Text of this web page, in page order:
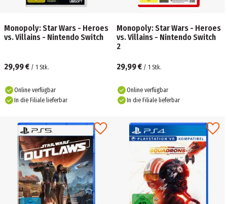
Monopoly: Star Wars - Heroes
vs. Villains - Nintendo Switch
29,99 € / 1 Stk.
Online verfügbar
In die Filiale lieferbar
Monopoly: Star Wars - Heroes
vs. Villains - Nintendo Switch
2
29,99 € / 1 Stk.
Online verfügbar
In die Filiale lieferbar